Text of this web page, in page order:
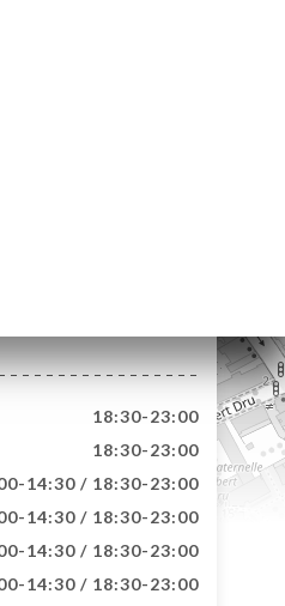
18:30-23:00
18:30-23:00
14:30 / 18:30-23:00
14:30 / 18:30-23:00
14:30 / 18:30-23:00
14:30 / 18:30-23:00